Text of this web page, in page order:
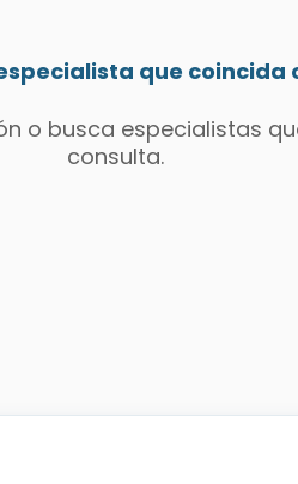
que coincida
o busca especialistas
consulta.